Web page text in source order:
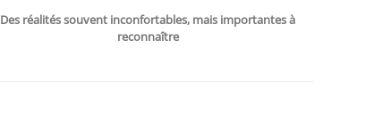
Des réalités souvent inconfortables, mais importantes à
reconnaître